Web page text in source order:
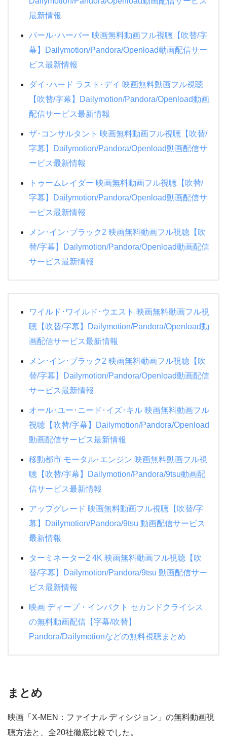
最新情報
パール･ハーバー 映画無料動画フル視聴【吹替/字
幕】Dailymotion/Pandora/Openload動画配信サー
ビス最新情報
ダイ･ハード ラスト･デイ 映画無料動画フル視聴
【吹替/字幕】Dailymotion/Pandora/Openload動画
配信サービス最新情報
ザ･コンサルタント 映画無料動画フル視聴【吹替/
字幕】Dailymotion/Pandora/Openload動画配信サ
ービス最新情報
トゥームレイダー 映画無料動画フル視聴【吹替/
字幕】Dailymotion/Pandora/Openload動画配信サ
ービス最新情報
メン･イン･ブラック2 映画無料動画フル視聴【吹
替/字幕】Dailymotion/Pandora/Openload動画配信
サービス最新情報
ワイルド･ワイルド･ウエスト 映画無料動画フル視
聴【吹替/字幕】Dailymotion/Pandora/Openload動
画配信サービス最新情報
メン･イン･ブラック2 映画無料動画フル視聴【吹
替/字幕】Dailymotion/Pandora/Openload動画配信
サービス最新情報
オール･ユー･ニード･イズ･キル 映画無料動画フル
視聴【吹替/字幕】Dailymotion/Pandora/Openload
動画配信サービス最新情報
移動都市 モータル･エンジン 映画無料動画フル視
聴【吹替/字幕】Dailymotion/Pandora/9tsu動画配
信サービス最新情報
アップグレード 映画無料動画フル視聴【吹替/字
幕】Dailymotion/Pandora/9tsu 動画配信サービス
最新情報
ターミネーター2 4K 映画無料動画フル視聴【吹
替/字幕】Dailymotion/Pandora/9tsu 動画配信サー
ビス最新情報
映画 ディープ・インパクト セカンドクライシス
の無料動画配信【字幕/吹替】
Pandora/Dailymotionなどの無料視聴まとめ
まとめ
映画「X-MEN：ファイナル ディシジョン」の無料動画視
聴方法と、全20社徹底比較でした。